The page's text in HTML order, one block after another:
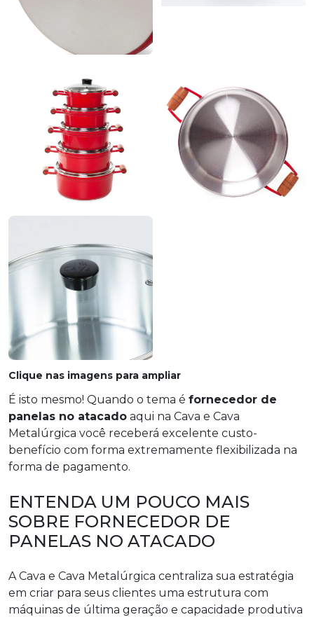
Clique nas imagens para ampliar
É isto mesmo! Quando o tema é fornecedor de
panelas no atacado aqui na Cava e Cava
Metalúrgica você receberá excelente custo-
benefício com forma extremamente flexibilizada na
forma de pagamento.
ENTENDA UM POUCO MAIS
SOBRE FORNECEDOR DE
PANELAS NO ATACADO
A Cava e Cava Metalúrgica centraliza sua estratégia
em criar para seus clientes uma estrutura com
máquinas de última geração e capacidade produtiva